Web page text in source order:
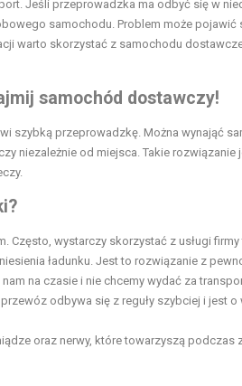
Jeśli przeprowadzka ma odbyć się w
samochodu. Problem może pojawić
warto skorzystać z samochodu
samochód dostawczy!
szybką przeprowadzkę. Można wynająć
niezależnie od miejsca. Takie
wystarczy skorzystać z usługi
ładunku. Jest to rozwiązanie z
na czasie i nie chcemy wydać za
odbywa się z reguły szybciej i jest o
oraz nerwy, które towarzyszą podczas